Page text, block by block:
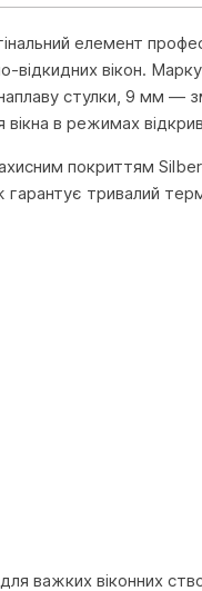
елемент
вікон.
стулки, 9 мм —
в режимах
покриттям
тривалий
важких віконних